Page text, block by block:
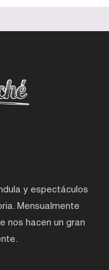
y espectáculos
Mensualmente
nos hacen un gran